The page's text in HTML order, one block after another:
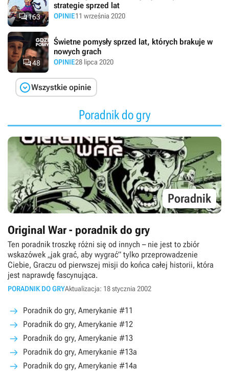
163
strategie sprzed lat
OPINIE11 września 2020
48
Świetne pomysły sprzed lat, których brakuje w
nowych grach
OPINIE28 lipca 2020
Wszystkie opinie
Poradnik do gry
Poradnik
Original War - poradnik do gry
Ten poradnik troszkę różni się od innych – nie jest to zbiór
wskazówek „jak grać, aby wygrać” tylko przeprowadzenie
Ciebie, Graczu od pierwszej misji do końca całej historii, która
jest naprawdę fascynująca.
PORADNIK DO GRYAktualizacja: 18 stycznia 2002
Poradnik do gry, Amerykanie #11
Poradnik do gry, Amerykanie #12
Poradnik do gry, Amerykanie #13
Poradnik do gry, Amerykanie #13a
Poradnik do gry, Amerykanie #14a